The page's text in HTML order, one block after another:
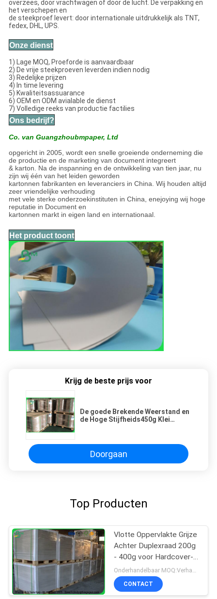
overzees, door vrachtwagen of door de lucht. De verpakking en
het verschepen en
de steekproef levert: door internationale uitdrukkelijk als TNT,
fedex, DHL, UPS.
Onze dienst
1) Lage MOQ, Proeforde is aanvaardbaar
2) De vrije steekproeven leverden indien nodig
3) Redelijke prijzen
4) In time levering
5) Kwaliteitsassuarance
6) OEM en ODM avialable de dienst
7) Volledige reeks van productie factilies
Ons bedrijf?
Co. van Guangzhoubmpaper, Ltd
opgericht in 2005, wordt een snelle groeiende onderneming die
de productie en de marketing van document integreert
& karton. Na de inspanning en de ontwikkeling van tien jaar, nu
zijn wij één van het leiden geworden
kartonnen fabrikanten en leveranciers in China. Wij houden altijd
zeer vriendelijke verhouding
met vele sterke onderzoekinstituten in China, enejoying wij hoge
reputatie in Document en
kartonnen markt in eigen land en internationaal.
Het product toont
Krijg de beste prijs voor
De goede Brekende Weerstand en
de Hoge Stijfheids450g Klei
Doorgaan
Top Producten
Vlotte Oppervlakte Grijze
Achter Duplexraad 200g
- 400g voor Hardcover-
Boekdekking
Onderhandelbaar MOQ:Verhandelbaar
CONTACT